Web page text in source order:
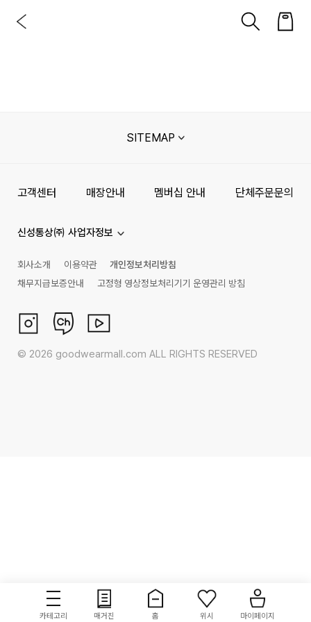
카테고리 매거진 홈 위시 마이페이지
SITEMAP
고객센터 매장안내 멤버십 안내 단체주문문의
신성통상㈜ 사업자정보
회사소개 이용약관
개인정보처리방침
채무지급보증안내
고정형 영상정보처리기기 운영관리 방침
© 2026 goodwearmall.com ALL RIGHTS RESERVED